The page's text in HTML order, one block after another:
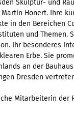
Skulptur- und
Honert. Ihre
in den Bereichen
und Themen.
Ihr besonderes
Erbe. Sie
an der
Dresden
Mitarbeiterin der